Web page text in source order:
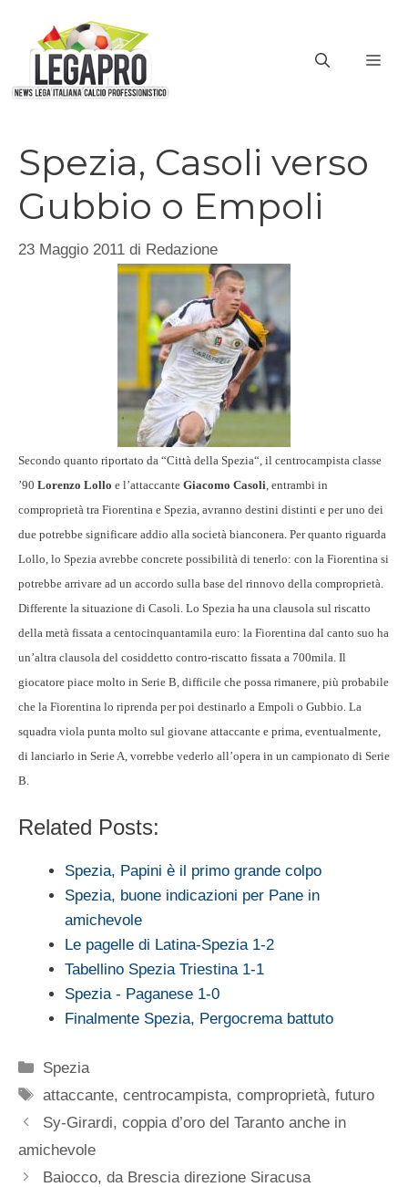
contenuto
Spezia, Casoli verso
Gubbio o Empoli
23 Maggio 2011 di Redazione
Secondo quanto riportato da “Città della Spezia“, il centrocampista classe
’90 Lorenzo Lollo e l’attaccante Giacomo Casoli , entrambi in
comproprietà tra Fiorentina e Spezia, avranno destini distinti e per uno dei
due potrebbe significare addio alla società bianconera. Per quanto riguarda
Lollo, lo Spezia avrebbe concrete possibilità di tenerlo: con la Fiorentina si
potrebbe arrivare ad un accordo sulla base del rinnovo della comproprietà.
Differente la situazione di Casoli. Lo Spezia ha una clausola sul riscatto
della metà fissata a centocinquantamila euro: la Fiorentina dal canto suo ha
un’altra clausola del cosiddetto contro-riscatto fissata a 700mila. Il
giocatore piace molto in Serie B, difficile che possa rimanere, più probabile
che la Fiorentina lo riprenda per poi destinarlo a Empoli o Gubbio. La
squadra viola punta molto sul giovane attaccante e prima, eventualmente,
di lanciarlo in Serie A, vorrebbe vederlo all’opera in un campionato di Serie
B.
Related Posts:
Spezia, Papini è il primo grande colpo
Spezia, buone indicazioni per Pane in
amichevole
Le pagelle di Latina-Spezia 1-2
Tabellino Spezia Triestina 1-1
Spezia - Paganese 1-0
Finalmente Spezia, Pergocrema battuto
Categorie
Spezia
Tag
attaccante,centrocampista,comproprietà,futuro
Sy-Girardi, coppia d’oro del Taranto anche in
amichevole
Baiocco, da Brescia direzione Siracusa